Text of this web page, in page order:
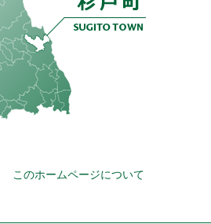
このホームページについて